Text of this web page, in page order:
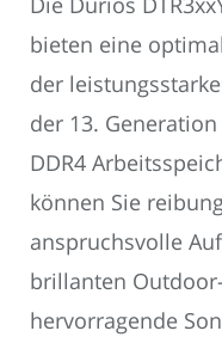
bieten eine
der
der 13.
DDR4
können Sie
anspruchsvolle
brillanten
hervorragende